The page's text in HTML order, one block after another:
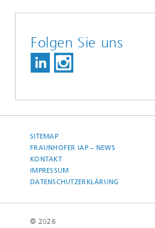
Folgen Sie uns
SITEMAP
FRAUNHOFER IAP – NEWS
KONTAKT
IMPRESSUM
DATENSCHUTZERKLÄRUNG
© 2026